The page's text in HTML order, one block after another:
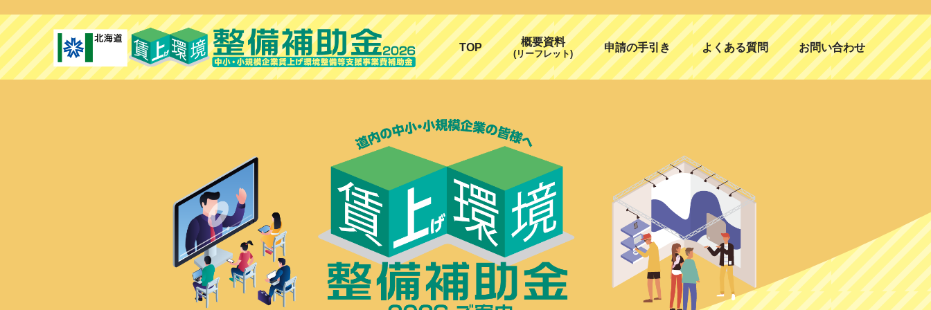
TOP 概要資料
(リーフレット)
申請の手引き よくある質問 お問い合わせ